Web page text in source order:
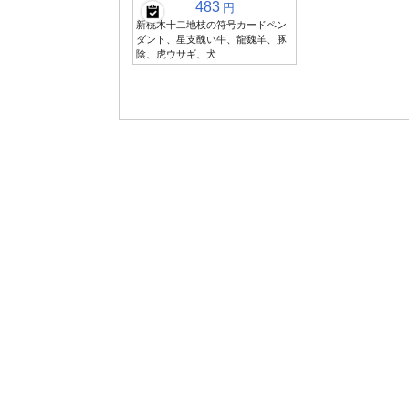
483 円
新桃木十二地枝の符号カードペン
ダント、星支醜い牛、龍魏羊、豚
陰、虎ウサギ、犬